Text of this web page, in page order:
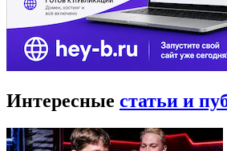
Интересные статьи и